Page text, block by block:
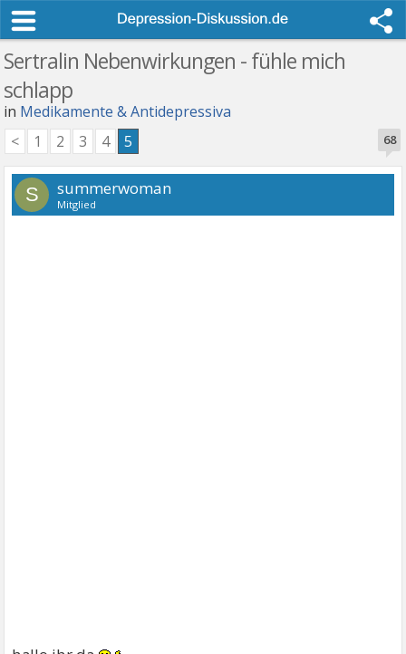
Sertralin Nebenwirkungen - fühle mich
schlapp
in Medikamente & Antidepressiva
68
< 1 2 3 4 5
S summerwoman
Mitglied